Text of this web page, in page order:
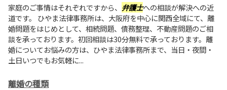
家庭のご事情はそれぞれですから、 弁護士への相談が解決への近
道です。 ひやま法律事務所は、大阪府を中心に関西全域にて、離
婚問題をはじめとして、相続問題、債務整理、不動産問題のご相
談を承っております。初回相談は30分無料で承っております。離
婚についてお悩みの方は、ひやま法律事務所まで、当日・夜間・
土日いつでもお気軽に...
離婚の種類